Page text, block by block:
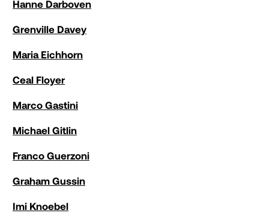
Hanne Darboven
Grenville Davey
Maria Eichhorn
Ceal Floyer
Marco Gastini
Michael Gitlin
Franco Guerzoni
Graham Gussin
Imi Knoebel